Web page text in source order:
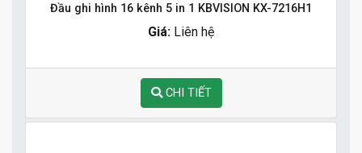
Đầu ghi hình 16 kênh 5 in 1 KBVISION KX-7216H1
Giá: Liên hệ
CHI TIẾT